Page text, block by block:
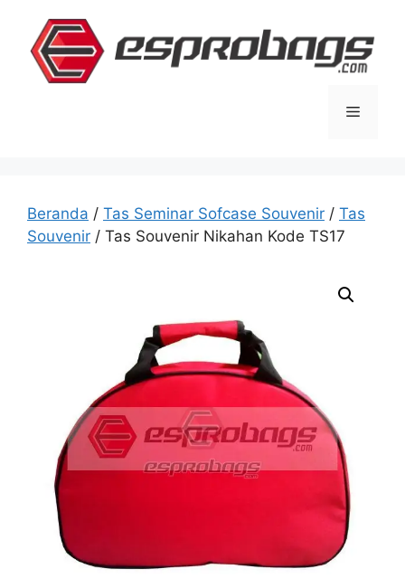
Menu
Beranda / Tas Seminar Sofcase Souvenir / Tas
Souvenir / Tas Souvenir Nikahan Kode TS17